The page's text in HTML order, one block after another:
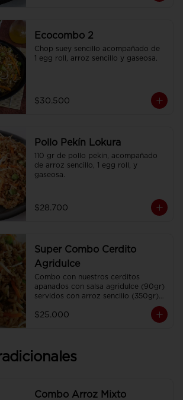
Ecocombo 2
Chop suey sencillo acompañado de
1 egg roll, arroz sencillo y gaseosa.
$30.500
Pollo Pekín Lokura
110 gr de pollo pekin, acompañado
de arroz sencillo, 1 egg roll, y
gaseosa.
$28.700
Super Combo Cerdito
Agridulce
Combo con nuestros cerditos
apanados con salsa agridulce (90gr)
servidos con arroz sencillo (350gr)
$25.000
Combo Arroz Mixto